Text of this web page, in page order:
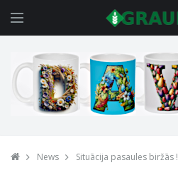
News Situācija pasaules biržās !